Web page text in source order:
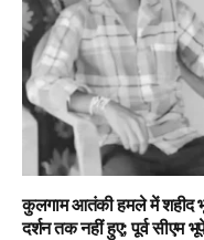
कुलगाम आतंकी हमले में शहीद
दर्शन तक नहीं हुए; पूर्व सीएम